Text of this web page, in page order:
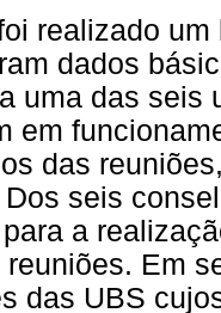
realizado
dados
uma das seis
em
das
seis
a
Em
das UBS